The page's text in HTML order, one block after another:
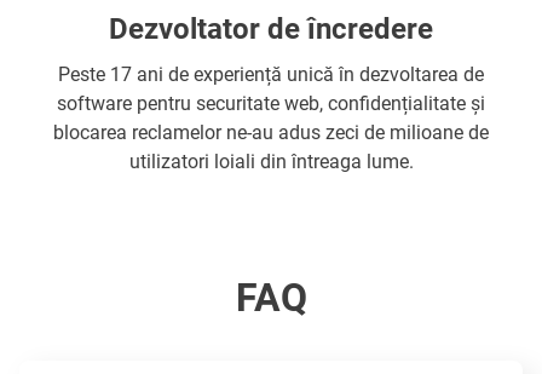
Dezvoltator de încredere
Peste 17 ani de experiență unică în dezvoltarea de
software pentru securitate web, confidențialitate și
blocarea reclamelor ne-au adus zeci de milioane de
utilizatori loiali din întreaga lume.
FAQ